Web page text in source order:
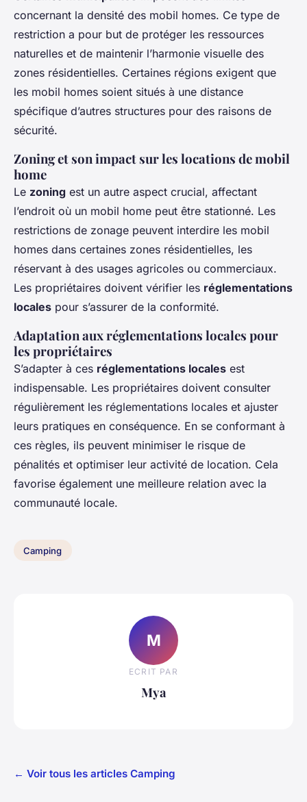
concernant la densité des mobil homes. Ce type de
restriction a pour but de protéger les ressources
naturelles et de maintenir l’harmonie visuelle des
zones résidentielles. Certaines régions exigent que
les mobil homes soient situés à une distance
spécifique d’autres structures pour des raisons de
sécurité.
Zoning et son impact sur les locations de mobil
home
Le zoning est un autre aspect crucial, affectant
l’endroit où un mobil home peut être stationné. Les
restrictions de zonage peuvent interdire les mobil
homes dans certaines zones résidentielles, les
réservant à des usages agricoles ou commerciaux.
Les propriétaires doivent vérifier les réglementations
locales pour s’assurer de la conformité.
Adaptation aux réglementations locales pour
les propriétaires
S’adapter à ces réglementations locales est
indispensable. Les propriétaires doivent consulter
régulièrement les réglementations locales et ajuster
leurs pratiques en conséquence. En se conformant à
ces règles, ils peuvent minimiser le risque de
pénalités et optimiser leur activité de location. Cela
favorise également une meilleure relation avec la
communauté locale.
Camping
M
ECRIT PAR
Mya
← Voir tous les articles Camping